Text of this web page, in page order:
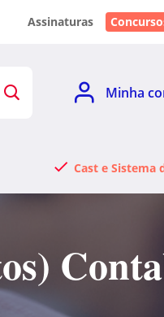
Assinaturas
Minha
Cast e Sistema